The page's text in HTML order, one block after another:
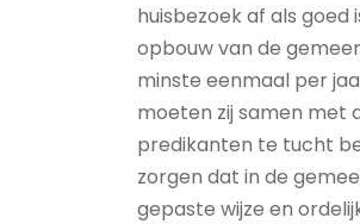
huisbezoek af als goed
opbouw van de
minste eenmaal per
moeten zij samen met
predikanten te tucht
zorgen dat in de
gepaste wijze en